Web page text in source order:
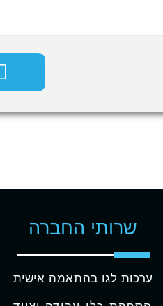
שרותי החברה
ערכות לגו בהתאמה אישית